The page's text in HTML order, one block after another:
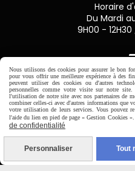
Horaire
Du Mardi
9H00 -
CB
PAYPAL
Nous utilisons des cookies pour assurer le bon
pour vous offrir une meilleure expérience à des
peuvent utiliser des cookies ou d'autres
personnelles comme votre visite sur notre site.
l'utilisation de notre site avec nos partenaires de
combiner celles-ci avec d'autres informations que
votre utilisation de leurs services. Vous pouvez
l'aide du lien en pied de page « Gestion Cookies
de confidentialité
Personnaliser Tout